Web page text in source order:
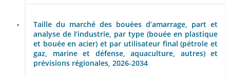
Taille du marché des bouées d’amarrage, part et
analyse de l’industrie, par type (bouée en plastique
et bouée en acier) et par utilisateur final (pétrole et
gaz, marine et défense, aquaculture, autres) et
prévisions régionales, 2026-2034